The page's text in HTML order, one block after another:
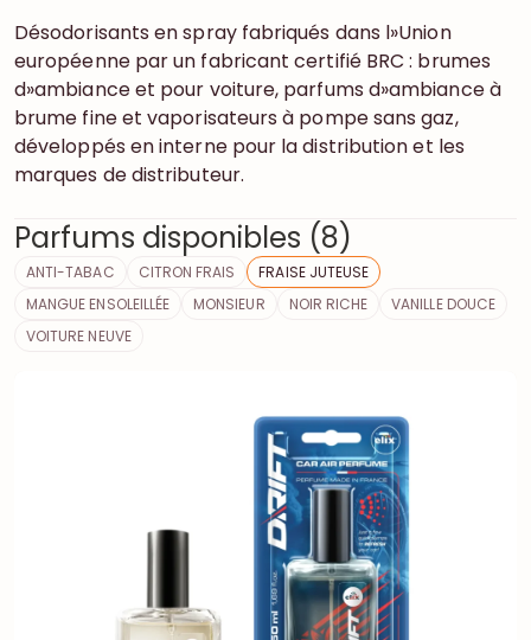
Désodorisants en spray fabriqués dans l»Union
européenne par un fabricant certifié BRC : brumes
d»ambiance et pour voiture, parfums d»ambiance à
brume fine et vaporisateurs à pompe sans gaz,
développés en interne pour la distribution et les
marques de distributeur.
Parfums disponibles (8)
ANTI-TABAC CITRON FRAIS
FRAISE JUTEUSE
MANGUE ENSOLEILLÉE
MONSIEUR NOIR RICHE
VANILLE DOUCE
VOITURE NEUVE